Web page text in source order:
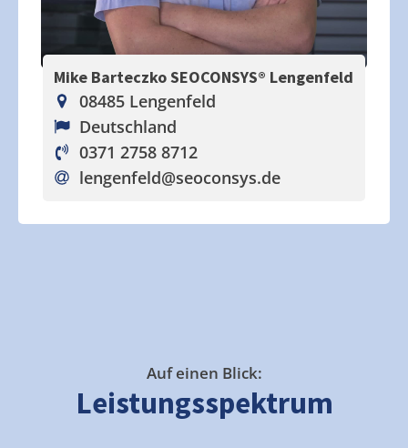
Mike Barteczko SEOCONSYS® Lengenfeld
08485 Lengenfeld
Deutschland
0371 2758 8712
lengenfeld@seoconsys.de
Auf einen Blick:
Leistungsspektrum